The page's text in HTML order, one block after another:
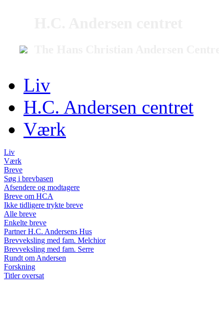
Liv
H.C. Andersen centret
Værk
Liv
Værk
Breve
Søg i brevbasen
Afsendere og modtagere
Breve om HCA
Ikke tidligere trykte breve
Alle breve
Enkelte breve
Partner H.C. Andersens Hus
Brevveksling med fam. Melchior
Brevveksling med fam. Serre
Rundt om Andersen
Forskning
Titler oversat